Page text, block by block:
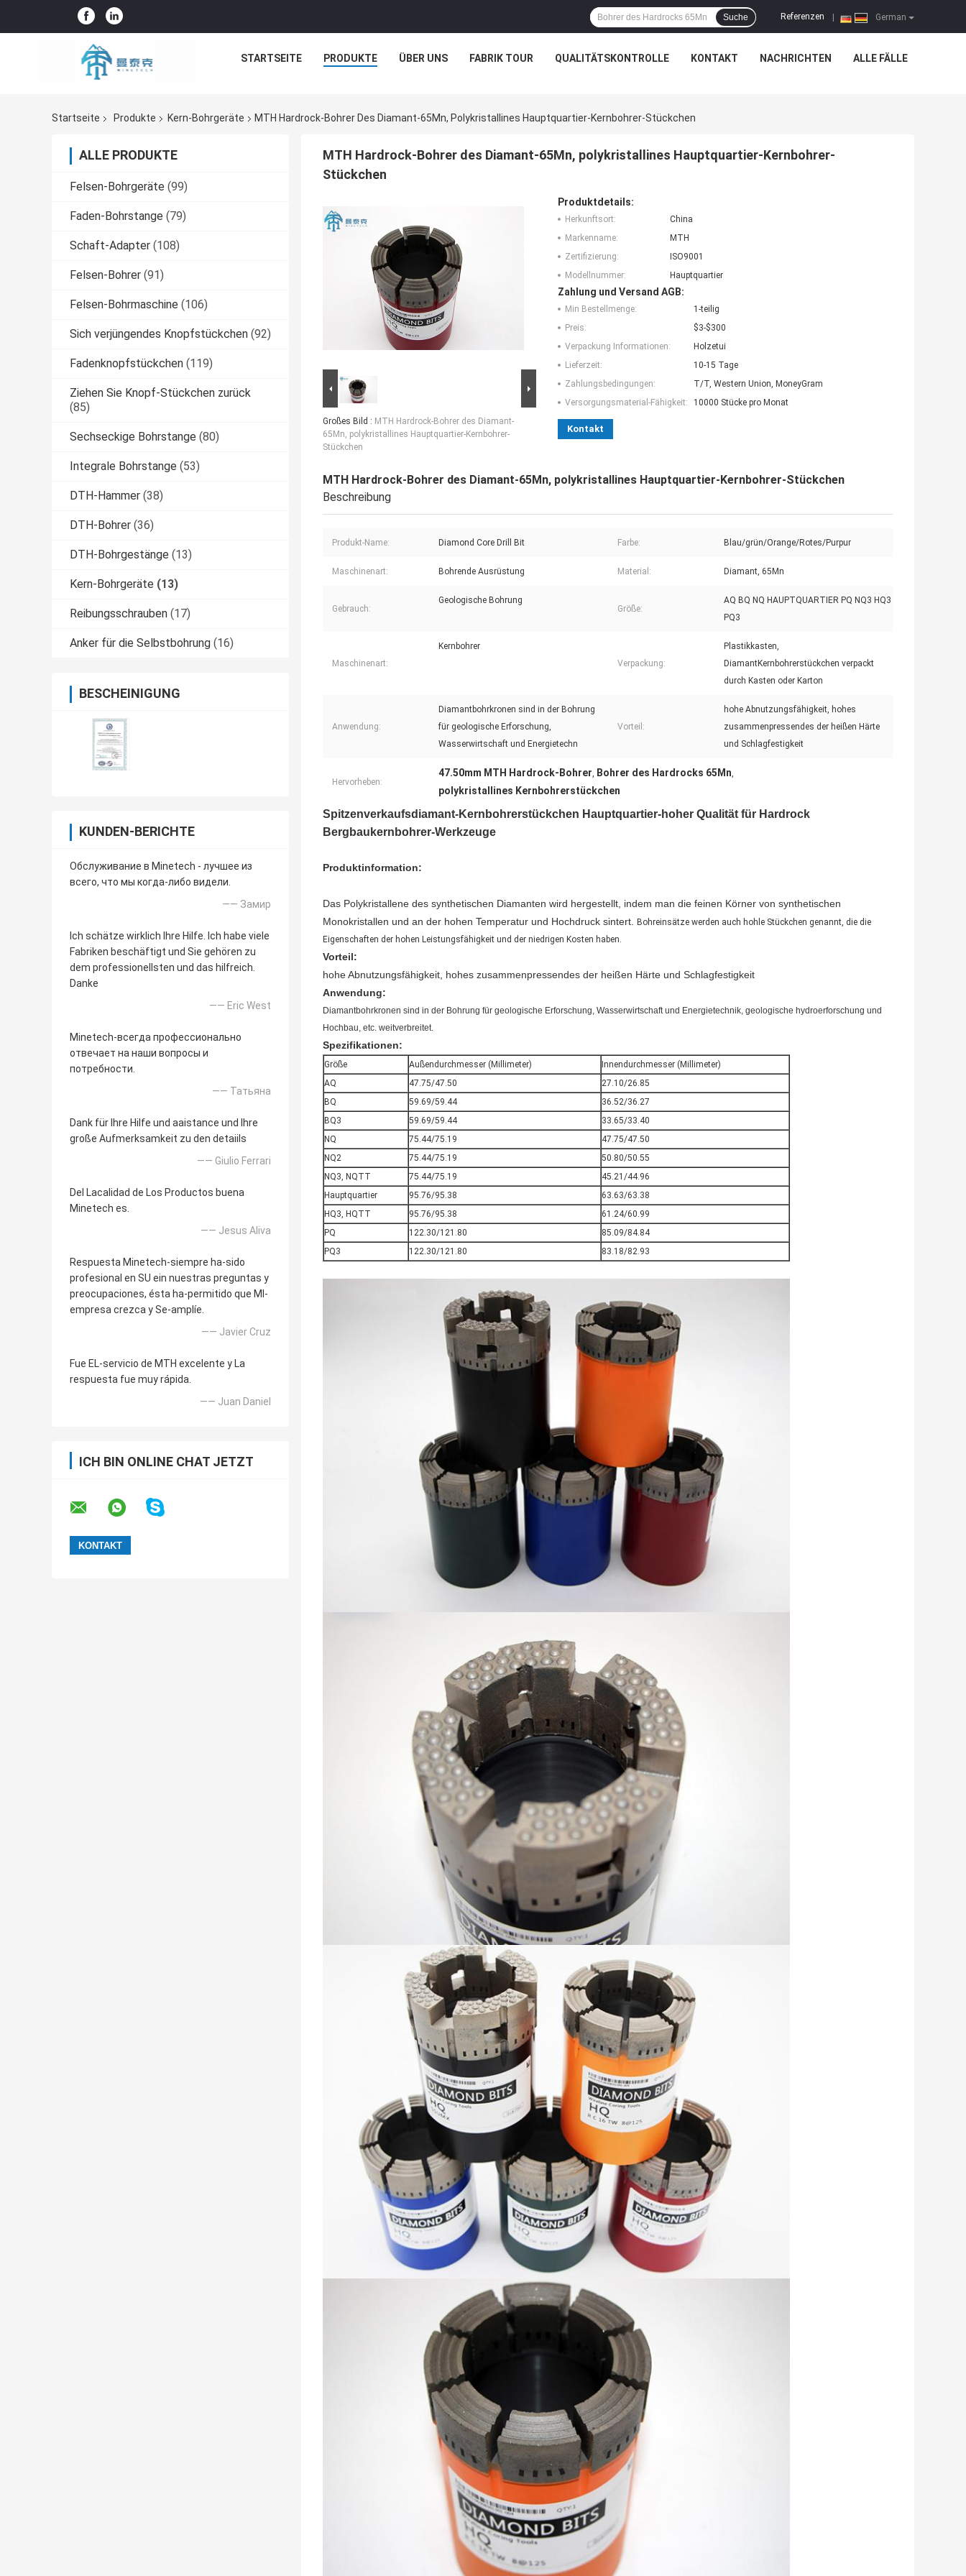
German
Referenzen
Suche
STARTSEITE PRODUKTE ÜBER UNS FABRIK TOUR QUALITÄTSKONTROLLE KONTAKT NACHRICHTEN ALLE FÄLLE
Startseite Produkte Kern-Bohrgeräte MTH Hardrock-Bohrer Des Diamant-65Mn, Polykristallines Hauptquartier-Kernbohrer-Stückchen
ALLE PRODUKTE
Felsen-Bohrgeräte (99)
Faden-Bohrstange (79)
Schaft-Adapter (108)
Felsen-Bohrer (91)
Felsen-Bohrmaschine (106)
Sich verjüngendes Knopfstückchen (92)
Fadenknopfstückchen (119)
Ziehen Sie Knopf-Stückchen zurück
(85)
Sechseckige Bohrstange (80)
Integrale Bohrstange (53)
DTH-Hammer (38)
DTH-Bohrer (36)
DTH-Bohrgestänge (13)
Kern-Bohrgeräte (13)
Reibungsschrauben (17)
Anker für die Selbstbohrung (16)
BESCHEINIGUNG
KUNDEN-BERICHTE
Обслуживание в Minetech - лучшее из
всего, что мы когда-либо видели.
—— Замир
Ich schätze wirklich Ihre Hilfe. Ich habe viele
Fabriken beschäftigt und Sie gehören zu
dem professionellsten und das hilfreich.
Danke
—— Eric West
Minetech-всегда профессионально
отвечает на наши вопросы и
потребности.
—— Татьяна
Dank für Ihre Hilfe und aaistance und Ihre
große Aufmerksamkeit zu den detaiils
—— Giulio Ferrari
Del Lacalidad de Los Productos buena
Minetech es.
—— Jesus Aliva
Respuesta Minetech-siempre ha-sido
profesional en SU ein nuestras preguntas y
preocupaciones, ésta ha-permitido que MI-
empresa crezca y Se-amplíe.
—— Javier Cruz
Fue EL-servicio de MTH excelente y La
respuesta fue muy rápida.
—— Juan Daniel
ICH BIN ONLINE CHAT JETZT
MTH Hardrock-Bohrer des Diamant-65Mn, polykristallines Hauptquartier-Kernbohrer-
Stückchen
Großes Bild : MTH Hardrock-Bohrer des Diamant-
65Mn, polykristallines Hauptquartier-Kernbohrer-
Stückchen
Produktdetails:
Herkunftsort:
China
Markenname:
MTH
Zertifizierung:
ISO9001
Modellnummer:
Hauptquartier
Zahlung und Versand AGB:
Min Bestellmenge:
1-teilig
Preis:
$3-$300
Verpackung Informationen:
Holzetui
Lieferzeit:
10-15 Tage
Zahlungsbedingungen:
T/T, Western Union, MoneyGram
Versorgungsmaterial-Fähigkeit:
10000 Stücke pro Monat
Kontakt
MTH Hardrock-Bohrer des Diamant-65Mn, polykristallines Hauptquartier-Kernbohrer-Stückchen
Beschreibung
Produkt-Name: Diamond Core Drill Bit Farbe: Blau/grün/Orange/Rotes/Purpur
Maschinenart: Bohrende Ausrüstung Material: Diamant, 65Mn
Gebrauch:
Geologische Bohrung
Größe:
AQ BQ NQ HAUPTQUARTIER PQ NQ3 HQ3
PQ3
Maschinenart:
Kernbohrer
Verpackung:
Plastikkasten,
DiamantKernbohrerstückchen verpackt
durch Kasten oder Karton
Anwendung:
Diamantbohrkronen sind in der Bohrung
für geologische Erforschung,
Wasserwirtschaft und Energietechn
Vorteil:
hohe Abnutzungsfähigkeit, hohes
zusammenpressendes der heißen Härte
und Schlagfestigkeit
Hervorheben:
47.50mm MTH Hardrock-Bohrer, Bohrer des Hardrocks 65Mn,
polykristallines Kernbohrerstückchen
Spitzenverkaufsdiamant-Kernbohrerstückchen Hauptquartier-hoher Qualität für Hardrock
Bergbaukernbohrer-Werkzeuge
Produktinformation:
Das Polykristallene des synthetischen Diamanten wird hergestellt, indem man die feinen Körner von synthetischen
Monokristallen und an der hohen Temperatur und Hochdruck sintert. Bohreinsätze werden auch hohle Stückchen genannt, die die
Eigenschaften der hohen Leistungsfähigkeit und der niedrigen Kosten haben.
Vorteil:
hohe Abnutzungsfähigkeit, hohes zusammenpressendes der heißen Härte und Schlagfestigkeit
Anwendung:
Diamantbohrkronen sind in der Bohrung für geologische Erforschung, Wasserwirtschaft und Energietechnik, geologische hydroerforschung und
Hochbau, etc. weitverbreitet.
Spezifikationen:
Größe Außendurchmesser (Millimeter)
Innendurchmesser (Millimeter)
AQ
47.75/47.50
27.10/26.85
BQ
59.69/59.44
36.52/36.27
BQ3
59.69/59.44
33.65/33.40
NQ
75.44/75.19
47.75/47.50
NQ2
75.44/75.19
50.80/50.55
NQ3, NQTT
75.44/75.19
45.21/44.96
Hauptquartier
95.76/95.38
63.63/63.38
HQ3, HQTT
95.76/95.38
61.24/60.99
PQ
122.30/121.80
85.09/84.84
PQ3
122.30/121.80 83.18/82.93